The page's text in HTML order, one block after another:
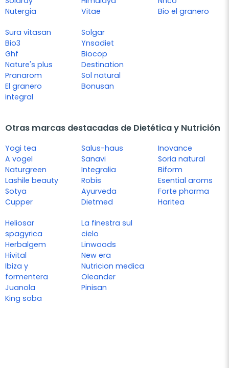
Nutergia
Vitae
Bio el granero
Sura vitasan
Bio3
Ghf
Nature's plus
Pranarom
El granero
integral
Solgar
Ynsadiet
Biocop
Destination
Sol natural
Bonusan
Otras marcas destacadas de Dietética y Nutrición
Yogi tea
A vogel
Naturgreen
Lashile beauty
Sotya
Cupper
Salus-haus
Sanavi
Integralia
Robis
Ayurveda
Dietmed
Inovance
Soria natural
Biform
Esential aroms
Forte pharma
Haritea
Heliosar
spagyrica
Herbalgem
Hivital
Ibiza y
formentera
Juanola
King soba
La finestra sul
cielo
Linwoods
New era
Nutricion medica
Oleander
Pinisan